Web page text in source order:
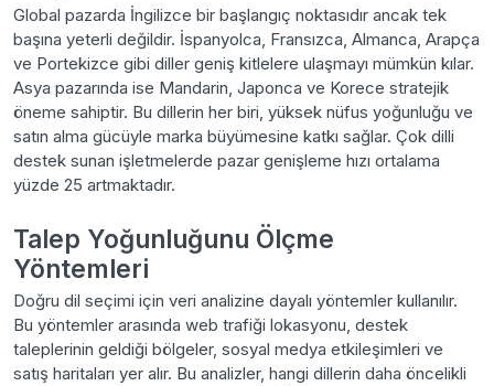
Global pazarda İngilizce bir başlangıç noktasıdır ancak tek
başına yeterli değildir. İspanyolca, Fransızca, Almanca, Arapça
ve Portekizce gibi diller geniş kitlelere ulaşmayı mümkün kılar.
Asya pazarında ise Mandarin, Japonca ve Korece stratejik
öneme sahiptir. Bu dillerin her biri, yüksek nüfus yoğunluğu ve
satın alma gücüyle marka büyümesine katkı sağlar. Çok dilli
destek sunan işletmelerde pazar genişleme hızı ortalama
yüzde 25 artmaktadır.
Talep Yoğunluğunu Ölçme
Yöntemleri
Doğru dil seçimi için veri analizine dayalı yöntemler kullanılır.
Bu yöntemler arasında web trafiği lokasyonu, destek
taleplerinin geldiği bölgeler, sosyal medya etkileşimleri ve
satış haritaları yer alır. Bu analizler, hangi dillerin daha öncelikli